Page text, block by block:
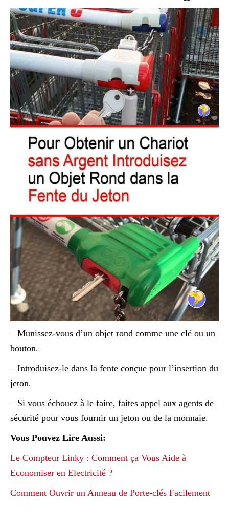
– Munissez-vous d’un objet rond comme une clé ou un
bouton.
– Introduisez-le dans la fente conçue pour l’insertion du
jeton.
– Si vous échouez à le faire, faites appel aux agents de
sécurité pour vous fournir un jeton ou de la monnaie.
Vous Pouvez Lire Aussi:
Le Compteur Linky : Comment ça Vous Aide à
Economiser en Electricité ?
Comment Ouvrir un Anneau de Porte-clés Facilement